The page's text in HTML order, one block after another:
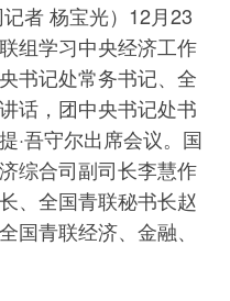
者 杨宝光）12月23
组学习中央经济工作
书记处常务书记、全
话，团中央书记处书
·吾守尔出席会议。国
综合司副司长李慧作
、全国青联秘书长赵
国青联经济、金融、